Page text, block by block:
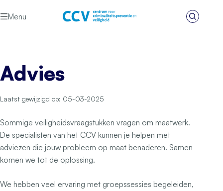
Menu
Zoeken
Advies
Laatst gewijzigd op: 05-03-2025
Sommige veiligheidsvraagstukken vragen om maatwerk.
De specialisten van het CCV kunnen je helpen met
adviezen die jouw probleem op maat benaderen. Samen
komen we tot de oplossing.
We hebben veel ervaring met groepssessies begeleiden,